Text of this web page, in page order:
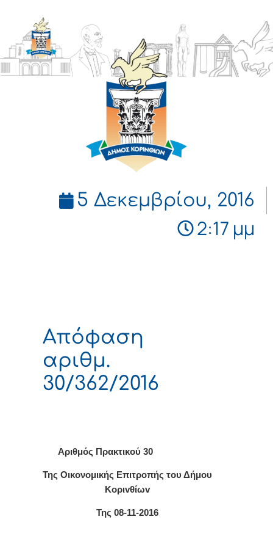
ΔΗΜΟΣ
ΚΟΡΙΝΘΙΩΝ
5 Δεκεμβρίου, 2016
2:17 μμ
Απόφαση
αριθμ.
30/362/2016
Αριθμός Πρακτικού 30
Της Οικονομικής Επιτρoπής τoυ Δήμoυ
Κoριvθίωv
Της 08-11-2016